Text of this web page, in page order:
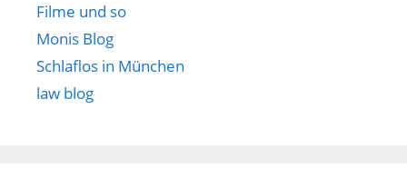
Filme und so
Monis Blog
Schlaflos in München
law blog